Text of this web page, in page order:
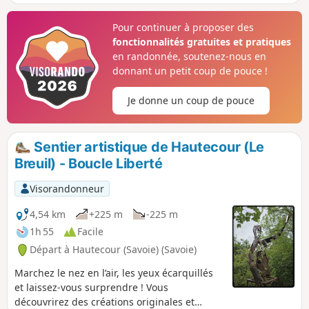
Bozel en passant par les hameaux de Le
retour vers Montagny par une montée qui
mettra vos mollets à rude épreuve.
Pour continuer à proposer des
fonctionnalités gratuites et pratiques
en randonnée, soutenez-nous en
donnant un petit coup de pouce !
Je donne un coup de pouce
Sentier artistique de Hautecour (Le
Breuil) - Boucle Liberté
Visorandonneur
4,54 km
+225 m
-225 m
1h 55
Facile
Départ à Hautecour (Savoie) (Savoie)
Marchez le nez en l’air, les yeux écarquillés
et laissez-vous surprendre ! Vous
découvrirez des créations originales et